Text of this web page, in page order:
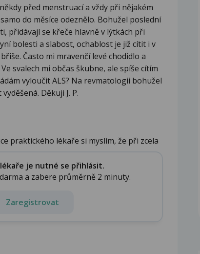
před menstruací a vždy při nějakém
do měsíce odeznělo. Bohužel poslední
přidávají se křeče hlavně v lýtkách při
bolesti a slabost, ochablost je již cítit i v
Často mi mravenčí levé chodidlo a
svalech mi občas škubne, ale spíše cítím
vyloučit ALS? Na revmatologii bohužel
Děkuji J. P.
praktického lékaře si myslím, že při zcela
je nutné se přihlásit.
a zabere průměrně 2 minuty.
Zaregistrovat